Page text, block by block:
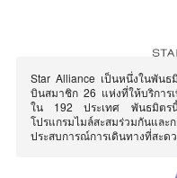
Star Alliance เป็นหนึ่งในพัน
บินสมาชิก 26 แห่งที่ให้บริการ
ใน 192 ประเทศ พันธมิตรนี้
โปรแกรมไมล์สะสมร่วมกันแล
ประสบการณ์การเดินทางที่สะด